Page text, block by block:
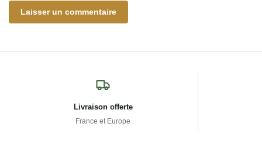
Livraison offerte
France et Europe